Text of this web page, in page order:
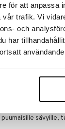
för att anpassa
trafik. Vi
och
har
automaattisesti
niin kauan
on saanut
sävyille,